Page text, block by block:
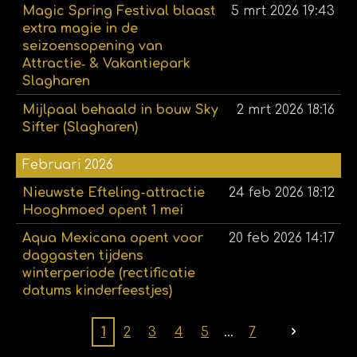
Magic Spring Festival blaast
extra magie in de
seizoensopening van
Attractie‑ & Vakantiepark
Slagharen
5 mrt 2026 19:43
Mijlpaal behaald in bouw Sky
Sifter (Slagharen)
2 mrt 2026 18:16
Februari 2026
Nieuwste Efteling-attractie
Hooghmoed opent 1 mei
24 feb 2026 18:12
Aqua Mexicana opent voor
daggasten tijdens
winterperiode (rectificatie
datums kinderfeestjes)
20 feb 2026 14:17
1 2 3 4 5 7